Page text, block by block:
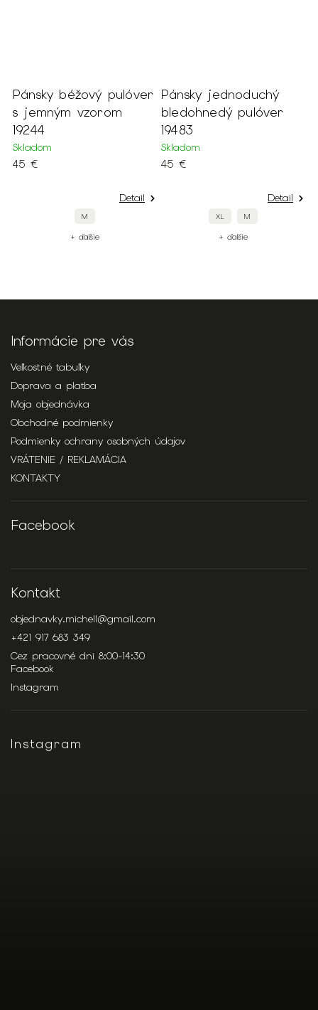
Pánsky jednoduchý
bledohnedý pulóver
19483
Skladom
45 €
Detail
XL
+ ďalšie
Pánske čierne
oblekové sako Kris
13806
Skladom
149 €
Detail
58/188
+ ďalšie
Informácie pre vás
Veľkostné tabuľky
Doprava a platba
Moja objednávka
Obchodné podmienky
Podmienky ochrany osobných údajov
VRÁTENIE / REKLAMÁCIA
KONTAKTY
Facebook
Kontakt
objednavky.michell@gmail.com
+421 917 683 349
Cez pracovné dni 8:00-14:30
Facebook
Instagram
Instagram